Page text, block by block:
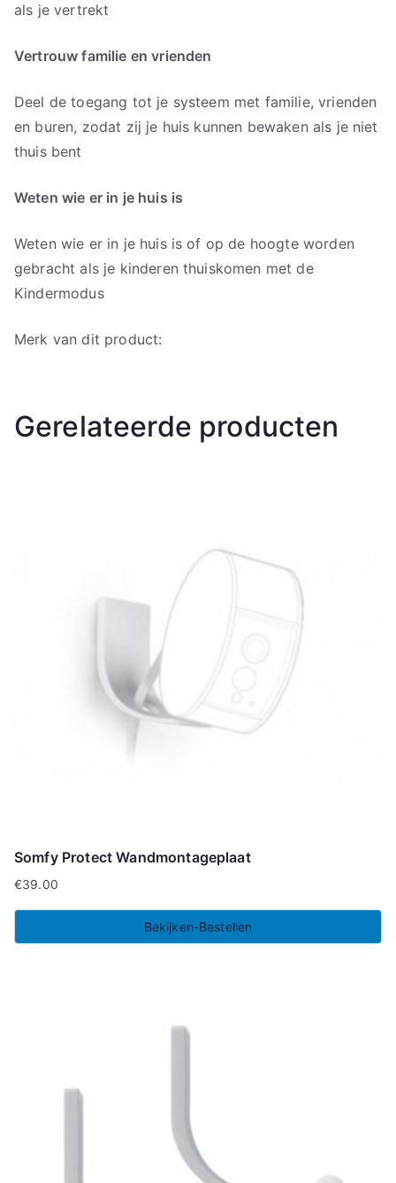
als je vertrekt
Vertrouw familie en vrienden
Deel de toegang tot je systeem met familie, vrienden
en buren, zodat zij je huis kunnen bewaken als je niet
thuis bent
Weten wie er in je huis is
Weten wie er in je huis is of op de hoogte worden
gebracht als je kinderen thuiskomen met de
Kindermodus
Merk van dit product:
Gerelateerde producten
Somfy Protect Wandmontageplaat
€39.00
Bekijken-Bestellen